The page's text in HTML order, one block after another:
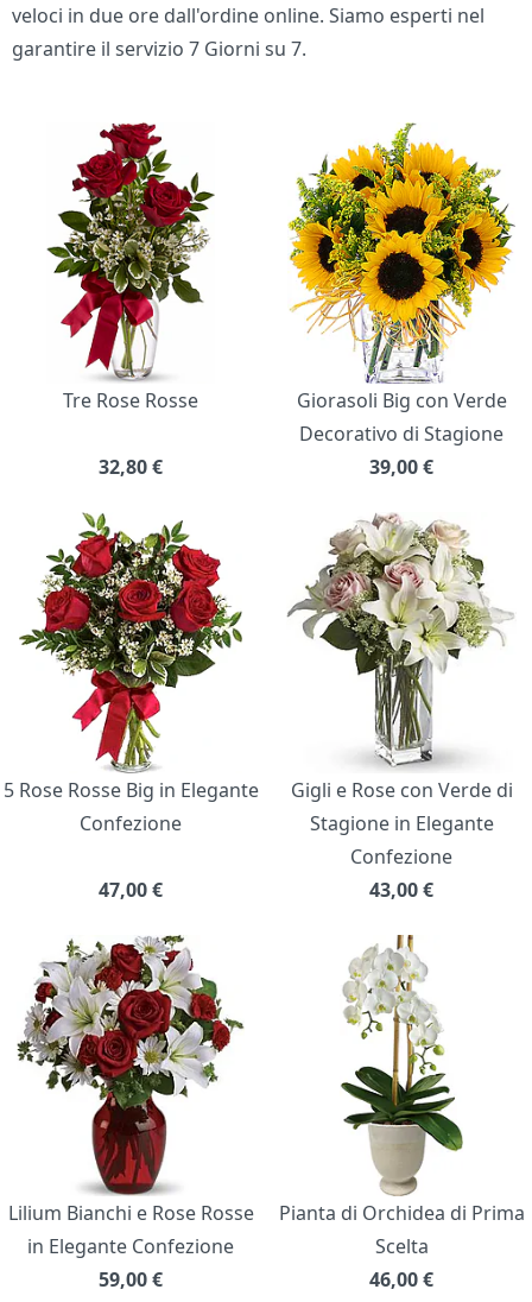
veloci in due ore dall'ordine online. Siamo esperti nel
garantire il servizio 7 Giorni su 7.
Bouquet di fiori
Tre Rose Rosse
32,80€
Giorasoli Big con Verde
Decorativo di Stagione
39,00€
5 Rose Rosse Big in Elegante
Confezione
47,00€
Gigli e Rose con Verde di
Stagione in Elegante
Confezione
43,00€
Lilium Bianchi e Rose Rosse
in Elegante Confezione
59,00€
Pianta di Orchidea di Prima
Scelta
46,00€